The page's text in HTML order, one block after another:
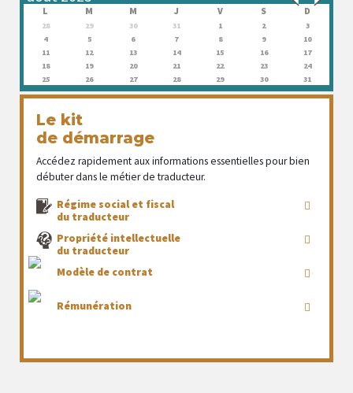
L M M J V S D
28 29 30 31 1 2
3
4
5 6 7 8 9
10
11
12 13 14 15 16
17
18
19 20 21 22 23
24
25
26 27 28 29 30 31
Le kit
de démarrage
Accédez rapidement aux informations essentielles pour bien
débuter dans le métier de traducteur.
Régime social et fiscal
du traducteur
Propriété intellectuelle
du traducteur
Modèle de contrat
Rémunération